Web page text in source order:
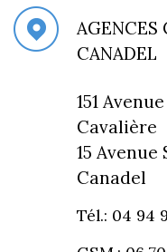
AGENCES
CANADEL
151
Cavalière
15 Avenue
Canadel
Tél.: 04 94